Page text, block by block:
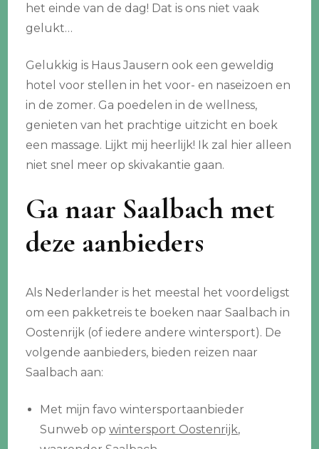
het einde van de dag! Dat is ons niet vaak
gelukt…
Gelukkig is Haus Jausern ook een geweldig
hotel voor stellen in het voor- en naseizoen en
in de zomer. Ga poedelen in de wellness,
genieten van het prachtige uitzicht en boek
een massage. Lijkt mij heerlijk! Ik zal hier alleen
niet snel meer op skivakantie gaan.
Ga naar Saalbach met
deze aanbieders
Als Nederlander is het meestal het voordeligst
om een pakketreis te boeken naar Saalbach in
Oostenrijk (of iedere andere wintersport). De
volgende aanbieders, bieden reizen naar
Saalbach aan:
Met mijn favo wintersportaanbieder
Sunweb opwintersport Oostenrijk,